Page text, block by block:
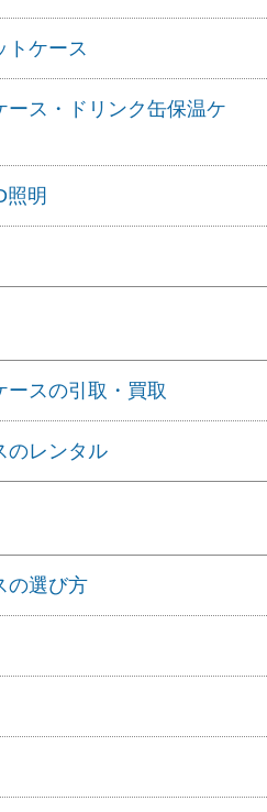
トケース
ース・ドリンク缶保温ケ
照明
ースの引取・買取
のレンタル
の選び方